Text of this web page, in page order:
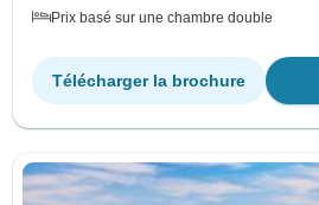
Prix basé sur une chambre double
Télécharger la brochure